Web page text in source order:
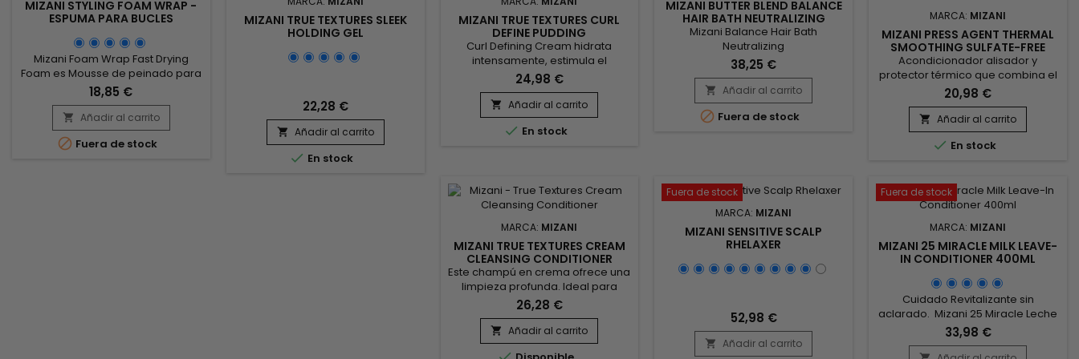
MIZANI STYLING FOAM WRAP -
ESPUMA PARA BUCLES
Mizani Foam Wrap Fast Drying
Foam es Mousse de peinado para
cabello rizado, ondulado o para
peinar. Gracias a su mezcla de
aceite de monoi y manteca de
karité, Mizani Styling Foam Wrap
hidrata y nutre perfectamente tu
18,85 €
 Añadir al carrito
 Fuera de stock
MIZANI TRUE TEXTURES SLEEK
HOLDING GEL
22,28 €
 Añadir al carrito
 En stock
MIZANI TRUE TEXTURES CURL
DEFINE PUDDING
Curl Defining Cream hidrata
intensamente, estimula el
crecimiento del cabello y
combate el encrespamiento. el
cabello. ¡Con una fijación ligera, la
crema definidora de rizos Mizani
es ideal para el cabello seco o
crecimiento del cabelloDefine y
alarga los...
24,98 €
 Añadir al carrito
 En stock
MIZANI BUTTER BLEND BALANCE
HAIR BATH NEUTRALIZING
SHAMPOO
Mizani Balance Hair Bath
Neutralizing
Shampoo&nbsp;Champú
neutralizante y calmante con
indicador de color rosa, Mizani
Balance Hair Bath se utiliza
después del alisado.&nbsp; Con
Balance Hair Bath con una fórmula
enriquecida con Miel...
38,25 €
 Añadir al carrito
 Fuera de stock
MARCA: MIZANI
MIZANI PRESS AGENT THERMAL
SMOOTHING SULFATE-FREE
CONDITIONER - 250ML
Acondicionador alisador y
protector térmico que combina el
aceite de semillas de Cannabis
Sativa y el aceite de menta para
un cuidado capilar revitalizante.
Protege contra los daños térmicos
durante el peinado, alisa el
una hidratación intensa sin
apelmazar, mientras que el aceite
20,98 €
 Añadir al carrito
 En stock
MARCA: MIZANI
MIZANI TRUE TEXTURES CREAM
CLEANSING CONDITIONER
500ML
Este champú en crema ofrece una
limpieza profunda. Ideal para
cabello rizado y encrespado El
acondicionador limpiador en
crema Mizani True Textures
elimina las impurezas, desenreda
26,28 €
 Añadir al carrito
Fuera de stock
MARCA: MIZANI
MIZANI SENSITIVE SCALP
RHELAXER
52,98 €
 Añadir al carrito
Fuera de stock
MARCA: MIZANI
MIZANI 25 MIRACLE MILK LEAVE-
IN CONDITIONER 400ML
Cuidado Revitalizante sin
aclarado. Mizani 25 Miracle Leche
aporta la hidratación necesaria,
nutre en profundidad, facilita el
33,98 €